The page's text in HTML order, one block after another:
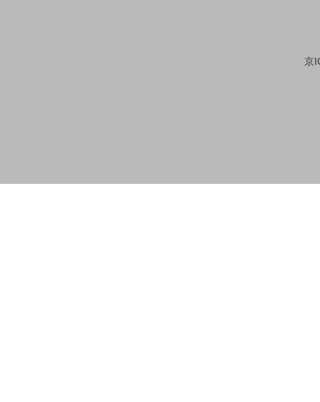
京